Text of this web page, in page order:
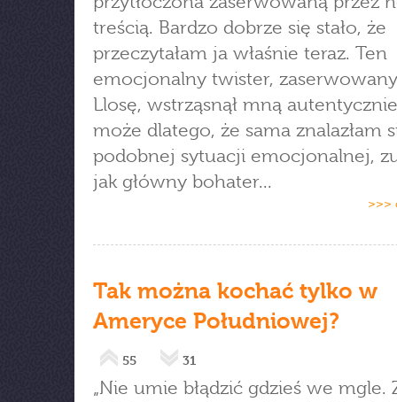
treścią. Bardzo dobrze się stało, że
przeczytałam ja właśnie teraz. Ten
emocjonalny twister,
Llosę, wstrząsnął mną
może dlatego, że sama znalazłam
podobnej sytuacji emocjonalnej,
jak główny bohater...
>>>
Tak można kochać tylko w
Ameryce Południowej?
55 31
„Nie umie błądzić gdzieś we mgle.